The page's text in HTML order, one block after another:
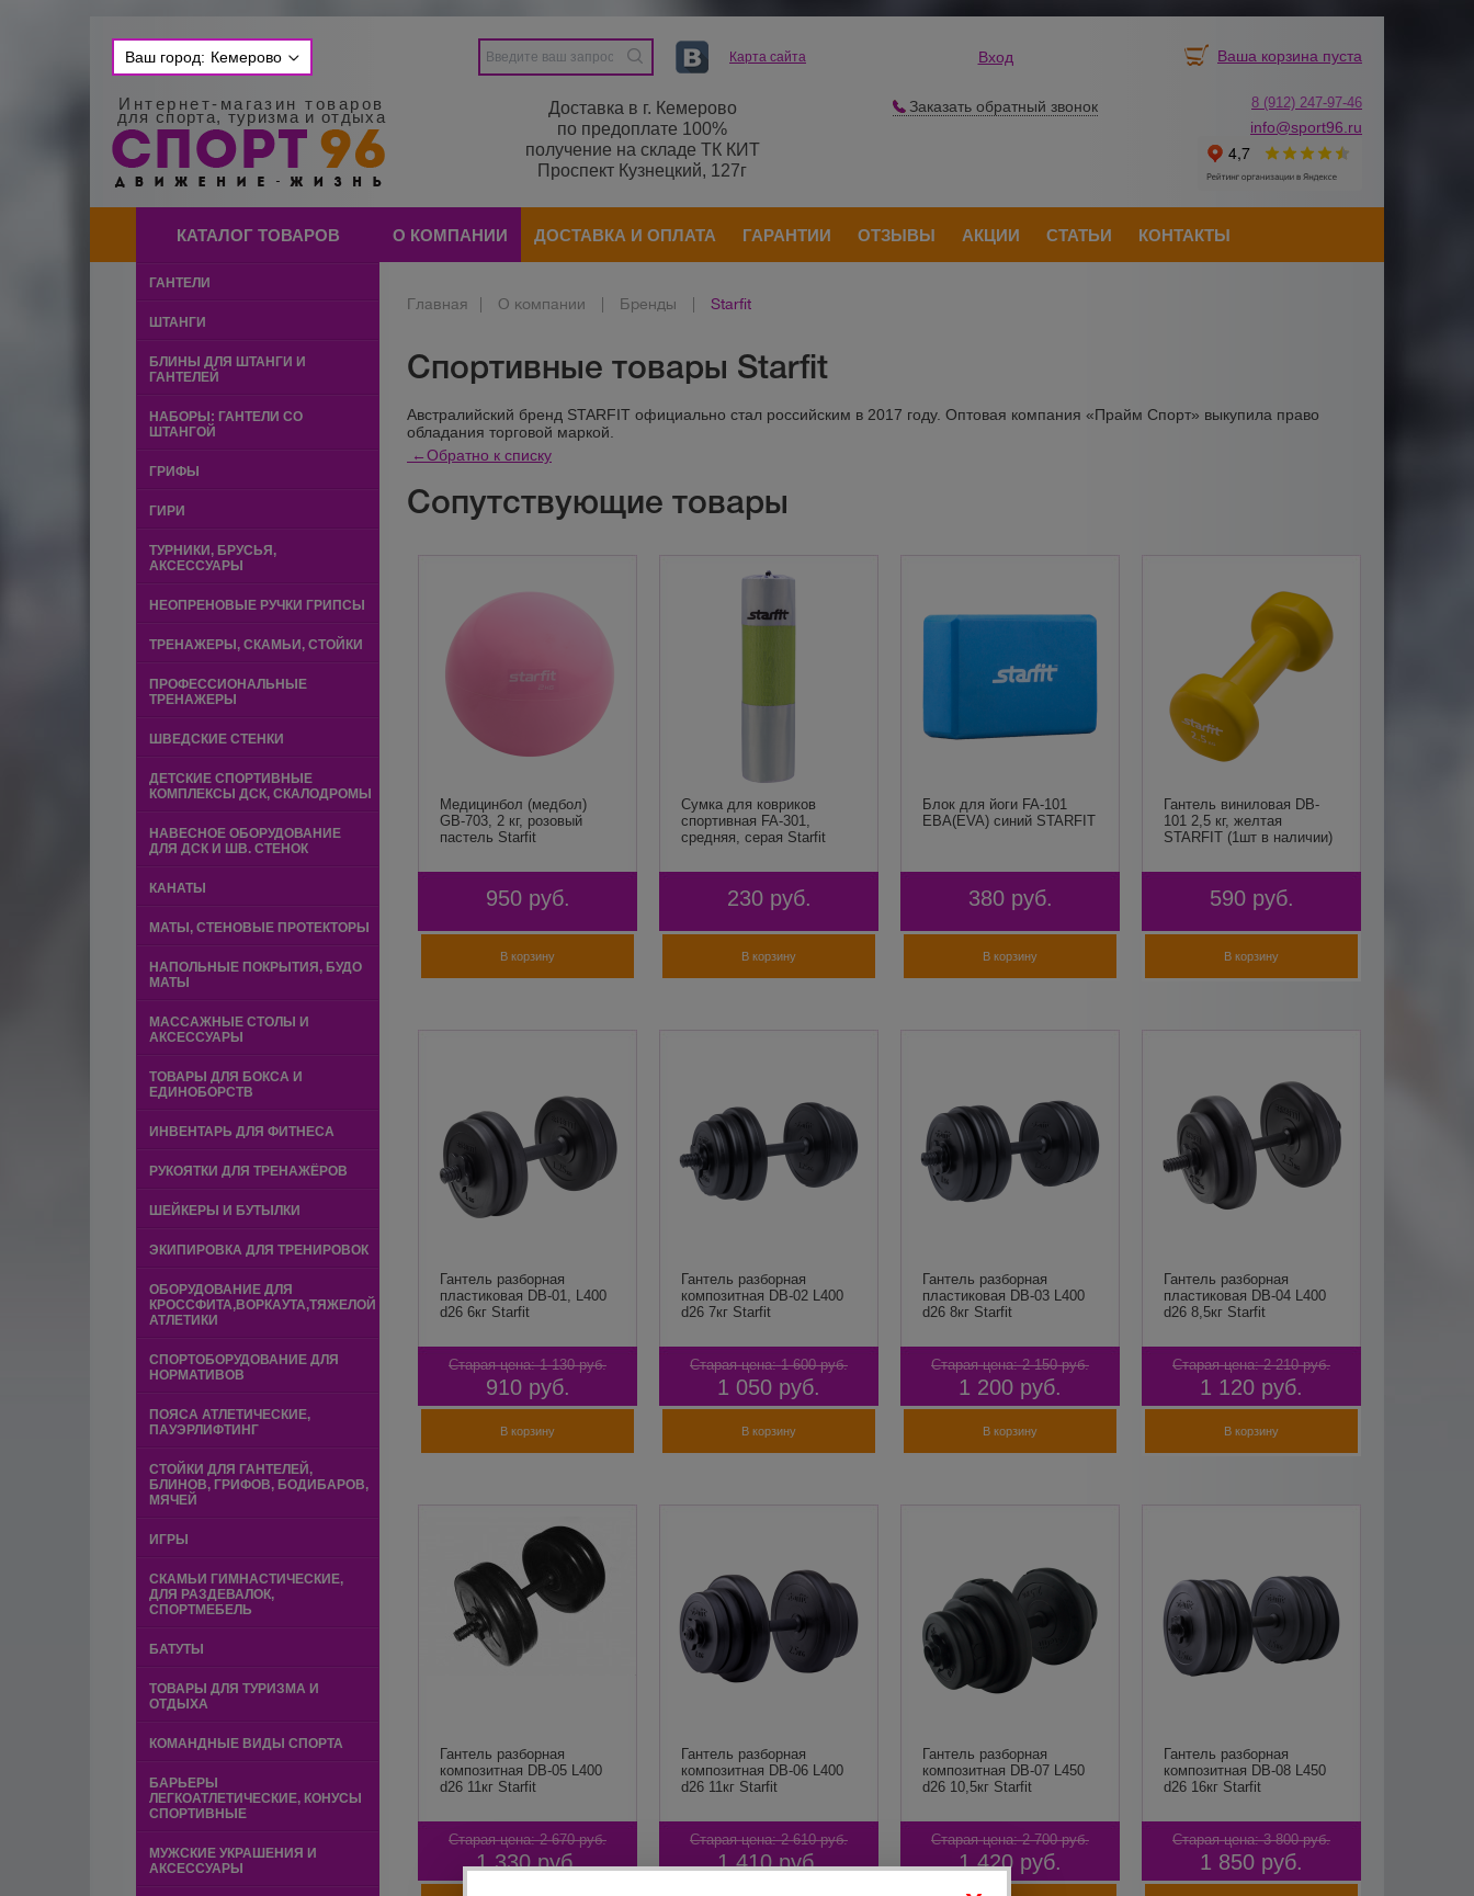
Ваш город: Кемерово
Интернет-магазин товаров
для спорта, туризма и отдыха
Карта сайта
Доставка в г. Кемерово
по предоплате 100%
получение на складе ТК КИТ
Проспект Кузнецкий, 127г
Вход
Заказать обратный звонок
Ваша корзина пуста
8 (912) 247-97-46
info@sport96.ru
КАТАЛОГ ТОВАРОВ О КОМПАНИИ ДОСТАВКА И ОПЛАТА ГАРАНТИИ ОТЗЫВЫ АКЦИИ СТАТЬИ КОНТАКТЫ
ГАНТЕЛИ
ШТАНГИ
БЛИНЫ ДЛЯ ШТАНГИ И
ГАНТЕЛЕЙ
НАБОРЫ: ГАНТЕЛИ СО
ШТАНГОЙ
ГРИФЫ
ГИРИ
ТУРНИКИ, БРУСЬЯ,
АКСЕССУАРЫ
НЕОПРЕНОВЫЕ РУЧКИ ГРИПСЫ
ТРЕНАЖЕРЫ, СКАМЬИ, СТОЙКИ
ПРОФЕССИОНАЛЬНЫЕ
ТРЕНАЖЕРЫ
ШВЕДСКИЕ СТЕНКИ
ДЕТСКИЕ СПОРТИВНЫЕ
КОМПЛЕКСЫ ДСК, СКАЛОДРОМЫ
НАВЕСНОЕ ОБОРУДОВАНИЕ
ДЛЯ ДСК И ШВ. СТЕНОК
КАНАТЫ
МАТЫ, СТЕНОВЫЕ ПРОТЕКТОРЫ
НАПОЛЬНЫЕ ПОКРЫТИЯ, БУДО
МАТЫ
МАССАЖНЫЕ СТОЛЫ И
АКСЕССУАРЫ
ТОВАРЫ ДЛЯ БОКСА И
ЕДИНОБОРСТВ
ИНВЕНТАРЬ ДЛЯ ФИТНЕСА
РУКОЯТКИ ДЛЯ ТРЕНАЖЁРОВ
ШЕЙКЕРЫ И БУТЫЛКИ
ЭКИПИРОВКА ДЛЯ ТРЕНИРОВОК
ОБОРУДОВАНИЕ ДЛЯ
КРОССФИТА,ВОРКАУТА,ТЯЖЕЛОЙ
АТЛЕТИКИ
СПОРТОБОРУДОВАНИЕ ДЛЯ
НОРМАТИВОВ
ПОЯСА АТЛЕТИЧЕСКИЕ,
ПАУЭРЛИФТИНГ
СТОЙКИ ДЛЯ ГАНТЕЛЕЙ,
БЛИНОВ, ГРИФОВ, БОДИБАРОВ,
МЯЧЕЙ
ИГРЫ
СКАМЬИ ГИМНАСТИЧЕСКИЕ,
ДЛЯ РАЗДЕВАЛОК,
СПОРТМЕБЕЛЬ
БАТУТЫ
ТОВАРЫ ДЛЯ ТУРИЗМА И
ОТДЫХА
КОМАНДНЫЕ ВИДЫ СПОРТА
БАРЬЕРЫ
ЛЕГКОАТЛЕТИЧЕСКИЕ, КОНУСЫ
СПОРТИВНЫЕ
МУЖСКИЕ УКРАШЕНИЯ И
АКСЕССУАРЫ
Главная О компании Бренды Starfit
Спортивные товары Starfit
Австралийский бренд STARFIT официально стал российским в 2017 году. Оптовая компания «Прайм Спорт» выкупила право
обладания торговой маркой.
←Обратно к списку
Сопутствующие товары
Медицинбол (медбол)
GB-703, 2 кг, розовый
пастель Starfit
950 руб.
В корзину
Сумка для ковриков
cпортивная FA-301,
средняя, серая Starfit
230 руб.
В корзину
Блок для йоги FA-101
ЕВА(EVA) синий STARFIT
380 руб.
В корзину
Гантель виниловая DB-
101 2,5 кг, желтая
STARFIT (1шт в наличии)
590 руб.
В корзину
Гантель разборная
пластиковая DB-01, L400
d26 6кг Starfit
Старая цена: 1 130 руб.
910 руб.
В корзину
Гантель разборная
композитная DB-02 L400
d26 7кг Starfit
Старая цена: 1 600 руб.
1 050 руб.
В корзину
Гантель разборная
пластиковая DB-03 L400
d26 8кг Starfit
Старая цена: 2 150 руб.
1 200 руб.
В корзину
Гантель разборная
пластиковая DB-04 L400
d26 8,5кг Starfit
Старая цена: 2 210 руб.
1 120 руб.
В корзину
Гантель разборная
композитная DB-05 L400
d26 11кг Starfit
Старая цена: 2 670 руб.
1 330 руб.
Гантель разборная
композитная DB-06 L400
d26 11кг Starfit
Старая цена: 2 610 руб.
1 410 руб.
Гантель разборная
композитная DB-07 L450
d26 10,5кг Starfit
Старая цена: 2 700 руб.
1 420 руб.
Гантель разборная
композитная DB-08 L450
d26 16кг Starfit
Старая цена: 3 800 руб.
1 850 руб.